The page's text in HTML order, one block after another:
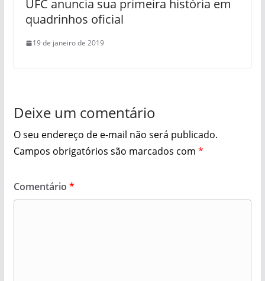
UFC anuncia sua primeira história em
quadrinhos oficial
19 de janeiro de 2019
Deixe um comentário
O seu endereço de e-mail não será publicado.
Campos obrigatórios são marcados com *
Comentário *